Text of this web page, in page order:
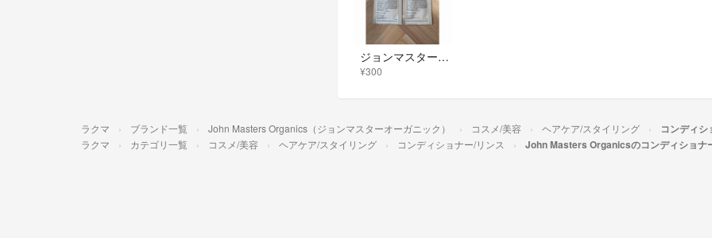
ジョンマスターオーガニック L&Aコンディショナー N
¥300
ラクマ ブランド一覧 John Masters Organics（ジョンマスターオーガニック） コスメ/美容 ヘアケア/スタイリング コンディシ
ラクマ カテゴリ一覧 コスメ/美容 ヘアケア/スタイリング コンディショナー/リンス John Masters Organicsのコンディショナ